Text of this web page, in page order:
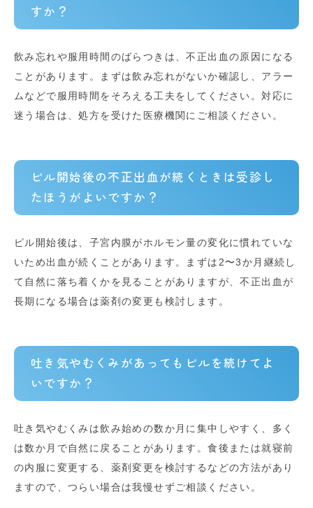
すか？
飲み忘れや服用時間のばらつきは、不正出血の原因になる
ことがあります。まずは飲み忘れがないか確認し、アラー
ムなどで服用時間をそろえる工夫をしてください。対応に
迷う場合は、処方を受けた医療機関にご相談ください。
ピル開始後の不正出血が続くときは受診し
たほうがよいですか？
ピル開始後は、子宮内膜がホルモン量の変化に慣れていな
いため出血が続くことがあります。まずは2〜3か月継続し
て自然に落ち着くかを見ることがありますが、不正出血が
長期になる場合は薬剤の変更も検討します。
吐き気やむくみがあってもピルを続けてよ
いですか？
吐き気やむくみは飲み始めの数か月に集中しやすく、多く
は数か月で自然に戻ることがあります。食後または就寝前
の内服に変更する、薬剤変更を検討するなどの方法があり
ますので、つらい場合は我慢せずご相談ください。